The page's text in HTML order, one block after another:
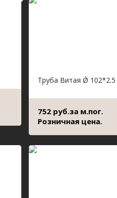
Труба Витая Ǿ
752 руб.за м.пог.
Розничная цена.